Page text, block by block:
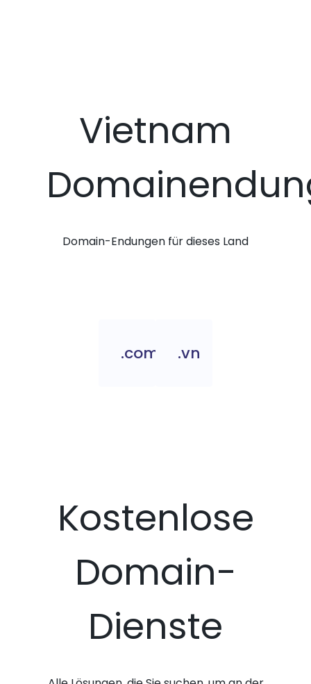
Vietnam
Domain-Endungen für dieses Land
.com.vn.vn
Kostenlose
Domain-
Dienste